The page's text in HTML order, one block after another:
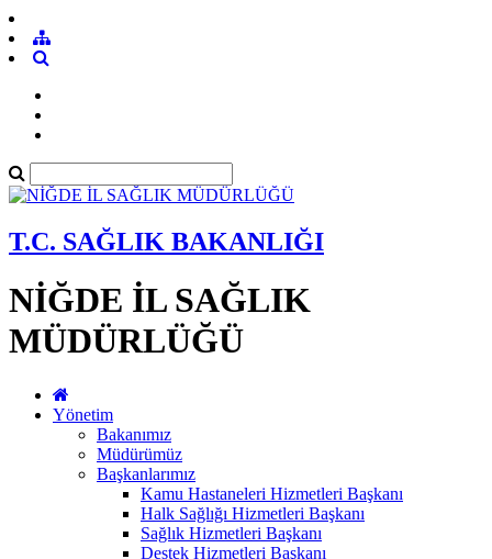
T.C. SAĞLIK BAKANLIĞI
NİĞDE İL SAĞLIK
MÜDÜRLÜĞÜ
Yönetim
Bakanımız
Müdürümüz
Başkanlarımız
Kamu Hastaneleri Hizmetleri Başkanı
Halk Sağlığı Hizmetleri Başkanı
Sağlık Hizmetleri Başkanı
Destek Hizmetleri Başkanı